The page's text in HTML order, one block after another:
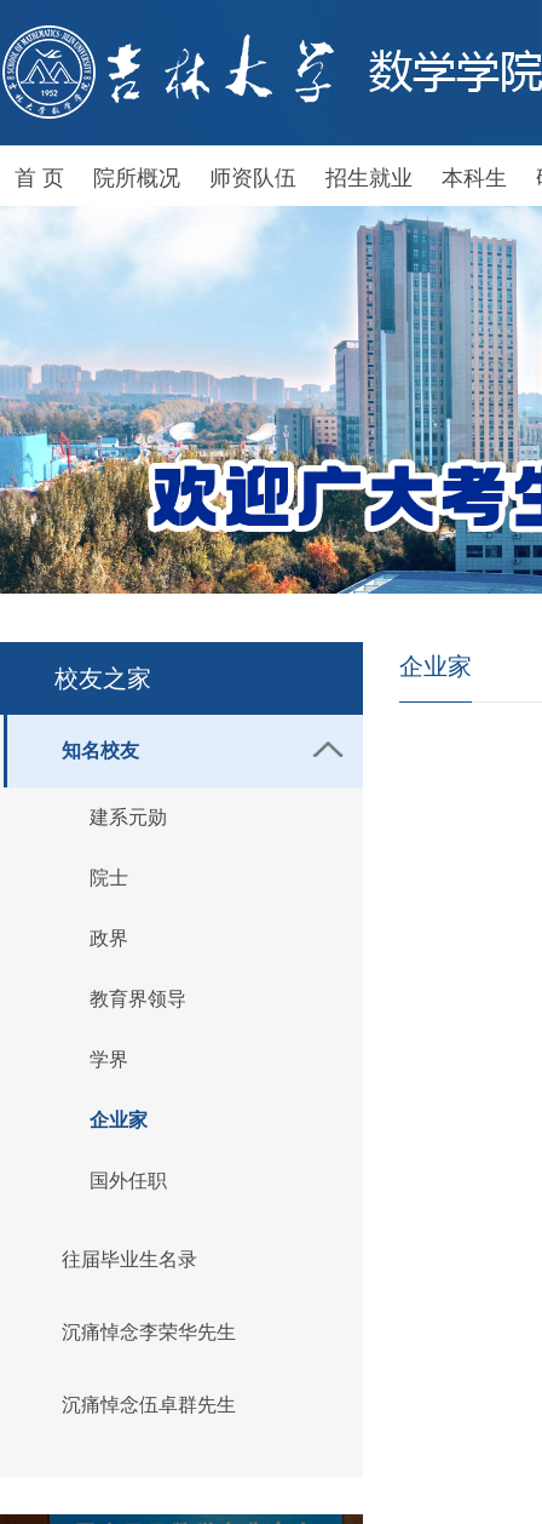
首 页 院所概况 师资队伍 招生就业 本科生
校友之家
知名校友
建系元勋
院士
政界
教育界领导
学界
企业家
国外任职
往届毕业生名录
沉痛悼念李荣华先生
沉痛悼念伍卓群先生
企业家